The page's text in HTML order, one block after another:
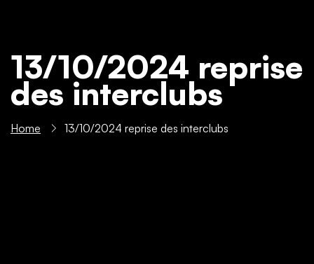
13/10/2024 reprise
des interclubs
Home 13/10/2024 reprise des interclubs